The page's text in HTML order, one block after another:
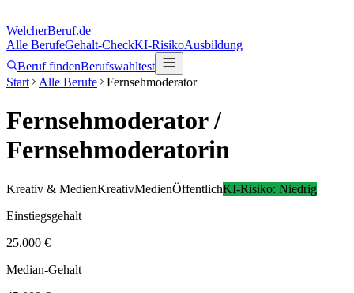
WelcherBeruf.de
Alle BerufeGehalt-CheckKI-RisikoAusbildung
Beruf findenBerufswahltest
Start
Alle Berufe Fernsehmoderator
Fernsehmoderator/
Fernsehmoderatorin
Kreativ & MedienKreativMedienÖffentlichKI-Risiko: Niedrig
Einstiegsgehalt
25.000 €
Median-Gehalt